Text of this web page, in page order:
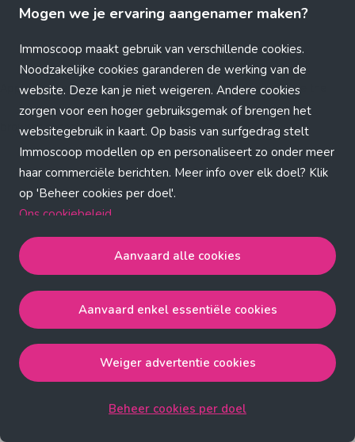
Mogen we je ervaring aangenamer maken?
Immoscoop maakt gebruik van verschillende cookies.
Noodzakelijke cookies garanderen de werking van de
website. Deze kan je niet weigeren. Andere cookies
zorgen voor een hoger gebruiksgemak of brengen het
websitegebruik in kaart. Op basis van surfgedrag stelt
Immoscoop modellen op en personaliseert zo onder meer
haar commerciële berichten. Meer info over elk doel? Klik
op 'Beheer cookies per doel'.
Ons cookiebeleid
Aanvaard alle cookiesgaat akkoord met de strict
noodzakelijke, analytische, functionele en advertentie
cookies.
de strict noodzakelijke cookies.
Weiger advertentie cookiesgaat akkoord met de strict
Aanvaard alle cookies
Aanvaard enkel essentiële cookies
Weiger advertentie cookies
Beheer cookies per doel
Application error: a client-side exception has occurred (see the
browser console for more information)